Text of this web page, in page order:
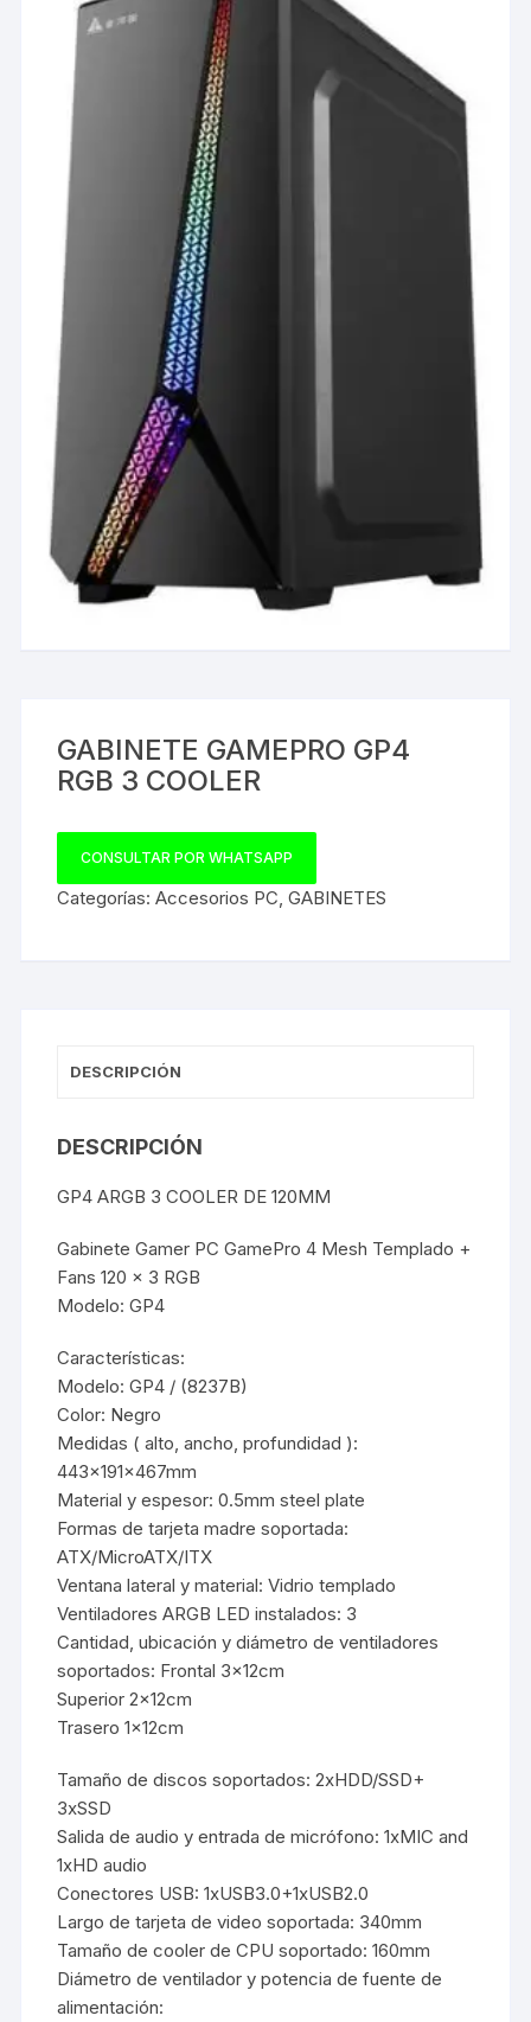
GABINETE GAMEPRO GP4
RGB 3 COOLER
CONSULTAR POR WHATSAPP
Categorías:Accesorios PC ,GABINETES
DESCRIPCIÓN
DESCRIPCIÓN
GP4 ARGB 3 COOLER DE 120MM
Gabinete Gamer PC GamePro 4 Mesh Templado +
Fans 120 x 3 RGB
Modelo: GP4
Características:
Modelo: GP4 / (8237B)
Color: Negro
Medidas ( alto, ancho, profundidad ):
443x191x467mm
Material y espesor: 0.5mm steel plate
Formas de tarjeta madre soportada:
ATX/MicroATX/ITX
Ventana lateral y material: Vidrio templado
Ventiladores ARGB LED instalados: 3
Cantidad, ubicación y diámetro de ventiladores
soportados: Frontal 3x12cm
Superior 2x12cm
Trasero 1x12cm
Tamaño de discos soportados: 2xHDD/SSD+
3xSSD
Salida de audio y entrada de micrófono: 1xMIC and
1xHD audio
Conectores USB: 1xUSB3.0+1xUSB2.0
Largo de tarjeta de video soportada: 340mm
Tamaño de cooler de CPU soportado: 160mm
Diámetro de ventilador y potencia de fuente de
alimentación: